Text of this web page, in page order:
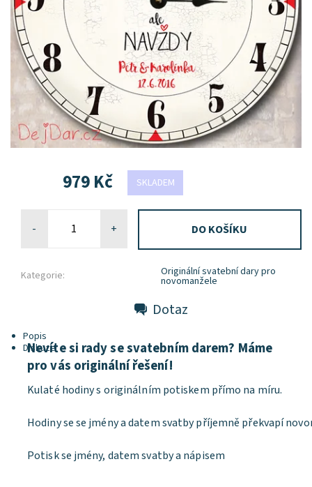
SKLADEM
979 Kč
- +
Kategorie: Originální svatební dary pro
novomanžele
Dotaz
Popis
Diskuze
Nevíte si rady se svatebním darem? Máme
pro vás originální řešení!
Kulaté hodiny s originálním potiskem přímo na míru.
Hodiny se se jmény a datem svatby příjemně překvapí
Potisk se jmény, datem svatby a nápisem